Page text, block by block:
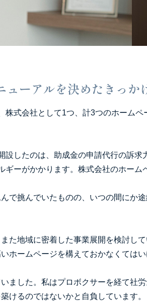
ューアルを決めたきっか
株式会社として1つ、計3つのホーム
設したのは、助成金の申請代行の訴
ーがかかります。株式会社のホーム
で挑んでいたものの、いつの間にか
た地域に密着した事業展開を検討し
ホームページを構えておかなくては
ました。私はプロボクサーを経て社
けるのではないかと自負しています。